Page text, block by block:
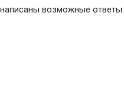
возможные ответы: